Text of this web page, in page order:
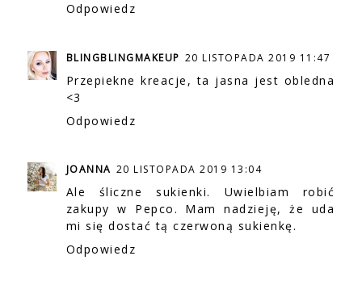
Odpowiedz
BLINGBLINGMAKEUP 20 LISTOPADA 2019 11:47
Przepiekne kreacje, ta jasna jest obledna
<3
Odpowiedz
JOANNA 20 LISTOPADA 2019 13:04
Ale śliczne sukienki. Uwielbiam robić
zakupy w Pepco. Mam nadzieję, że uda
mi się dostać tą czerwoną sukienkę.
Odpowiedz